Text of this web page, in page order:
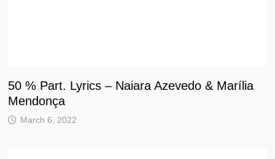
50 % Part. Lyrics – Naiara Azevedo & Marília
Mendonça
March 6, 2022